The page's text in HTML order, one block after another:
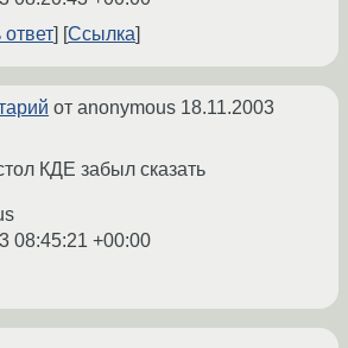
ответ
Ссылка
от anonymous 18.11.2003
КДЕ забыл сказать
08:45:21 +00:00